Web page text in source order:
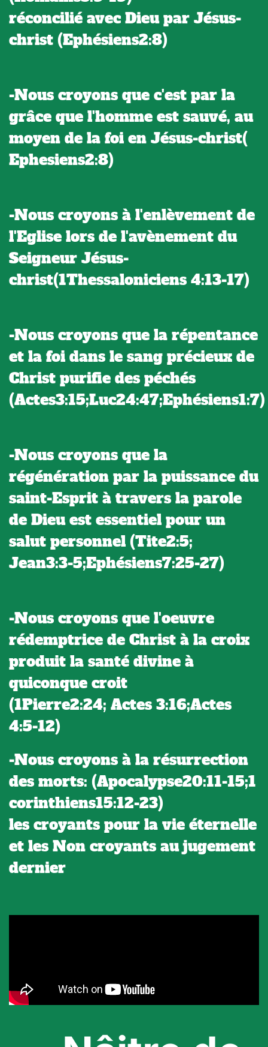
réconcilié avec Dieu par Jésus-
christ (Ephésiens2:8)
-Nous croyons que c'est par la
grâce que l'homme est sauvé, au
moyen de la foi en Jésus-christ(
Ephesiens2:8)
-Nous croyons à l'enlèvement de
l'Eglise lors de l'avènement du
Seigneur Jésus-
christ(1Thessaloniciens 4:13-17)
-Nous croyons que la répentance
et la foi dans le sang précieux de
Christ purifie des péchés
(Actes3:15;Luc24:47;Ephésiens1:7)
-Nous croyons que la
régénération par la puissance du
saint-Esprit à travers la parole
de Dieu est essentiel pour un
salut personnel (Tite2:5;
Jean3:3-5;Ephésiens7:25-27)
-Nous croyons que l'oeuvre
rédemptrice de Christ à la croix
produit la santé divine à
quiconque croit
(1Pierre2:24; Actes 3:16;Actes
4:5-12)
-Nous croyons à la résurrection
des morts: (Apocalypse20:11-15;1
corinthiens15:12-23)
les croyants pour la vie éternelle
et les Non croyants au jugement
dernier